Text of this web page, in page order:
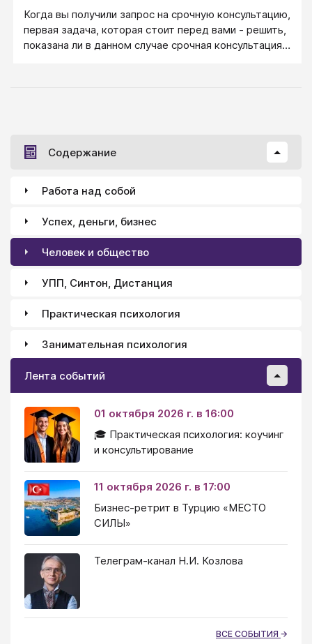
Когда вы получили запрос на срочную консультацию,
первая задача, которая стоит перед вами - решить,
показана ли в данном случае срочная консультация?
Содержание
Работа над собой
Успех, деньги, бизнес
Человек и общество
УПП, Синтон, Дистанция
Практическая психология
Занимательная психология
Лента событий
01 октября 2026 г. в 16:00
🎓 Практическая психология: коучинг
и консультирование
11 октября 2026 г. в 17:00
Бизнес-ретрит в Турцию «МЕСТО
СИЛЫ»
Телеграм-канал Н.И. Козлова
ВСЕ СОБЫТИЯ